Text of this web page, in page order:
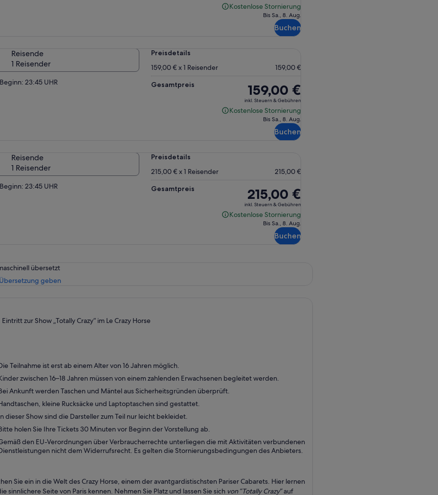
beträgt
139,00 €
Kostenlose Stornierung
Kostenlose
Bis Sa., 8. Aug.
Buchen
Reisende
1 Reisender
Beginn: 23:45 UHR
Preisdetails
159,00 € x 1 Reisender
159,00 €
Gesamtpreis
Der
Preis
beträgt
159,00 €
159,00 €
inkl. Steuern & Gebühren
Kostenlose Stornierung
Kostenlose
Bis Sa., 8. Aug.
Buchen
Reisende
1 Reisender
Beginn: 23:45 UHR
Preisdetails
215,00 € x 1 Reisender
215,00 €
Gesamtpreis
Der
Preis
beträgt
215,00 €
215,00 €
inkl. Steuern & Gebühren
Kostenlose Stornierung
Kostenlose
Bis Sa., 8. Aug.
Buchen
übersetzt
gebenWird
geöffnet
Eintritt zur Show „Totally Crazy“ im Le Crazy Horse
Teilnahme ist erst ab einem Alter von 16 Jahren möglich.
zwischen 16–18 Jahren müssen von einem zahlenden Erwachsenen begleitet werden.
Ankunft werden Taschen und Mäntel aus Sicherheitsgründen überprüft.
kleine Rucksäcke und Laptoptaschen sind gestattet.
dieser Show sind die Darsteller zum Teil nur leicht bekleidet.
holen Sie Ihre Tickets 30 Minuten vor Beginn der Vorstellung ab.
den EU-Verordnungen über Verbraucherrechte unterliegen die mit Aktivitäten verbundenen
nicht dem Widerrufsrecht. Es gelten die Stornierungsbedingungen des Anbieters.
Sie ein in die Welt des Crazy Horse, einem der avantgardistischsten Pariser Cabarets. Hier lernen
sinnlichere Seite von Paris kennen. Nehmen Sie Platz und lassen Sie sich von “Totally Crazy”auf